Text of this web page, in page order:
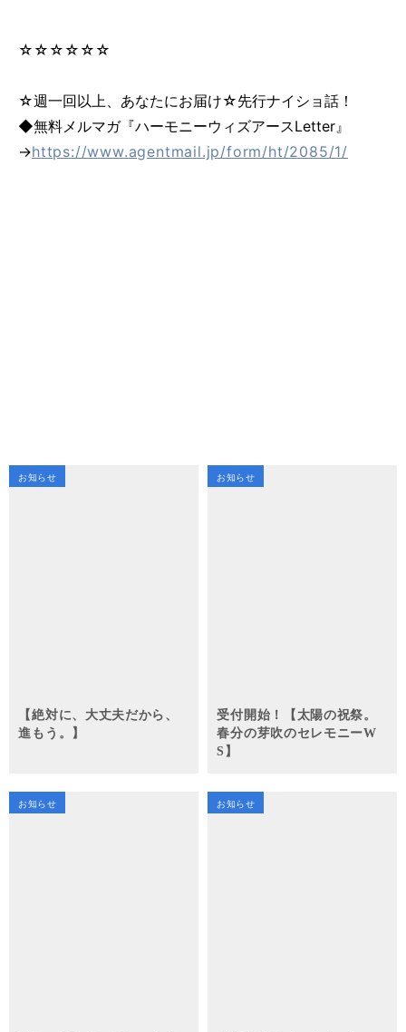
☆☆☆☆☆☆
☆週一回以上、あなたにお届け☆先行ナイショ話！
◆無料メルマガ『ハーモニーウィズアースLetter』
→https://www.agentmail.jp/form/ht/2085/1/
お知らせ
【絶対に、大丈夫だから、
進もう。】
お知らせ
受付開始！【太陽の祝祭。
春分の芽吹のセレモニーW
S】
お知らせ お知らせ